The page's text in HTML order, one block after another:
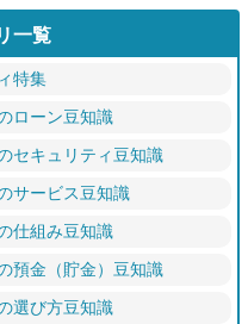
一覧
特集
ローン豆知識
セキュリティ豆知識
サービス豆知識
仕組み豆知識
預金（貯金）豆知識
選び方豆知識